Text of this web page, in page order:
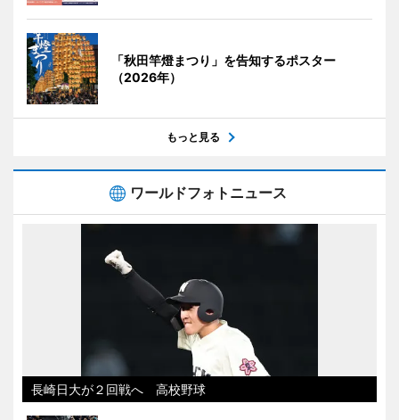
「秋田竿燈まつり」を告知するポスター
（2026年）
もっと見る
ワールドフォトニュース
長崎日大が２回戦へ 高校野球